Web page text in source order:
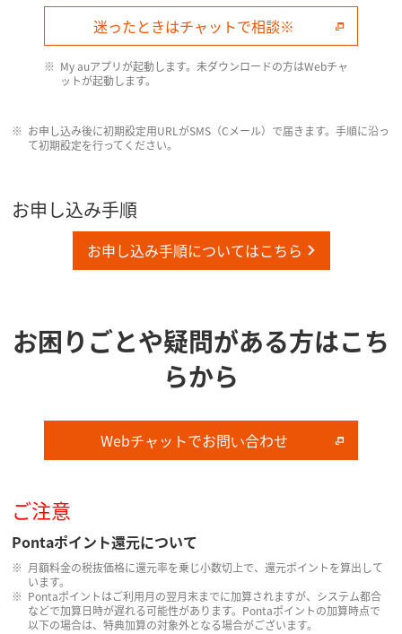
迷ったときはチャットで相談※
My auアプリが​起動します。​未ダウンロードの​方は​Webチャ
ットが​起動します。​
お申し込み後に初期設定用URLがSMS（Cメール）で届きます。手順に沿っ
て初期設定を行ってください。
お申し込み手順
お申し込み手順についてはこちら
お困り​ごとや​疑問が​ある方は​こち
らから
Webチャットで​お問い​合わせ
ご注意
Pontaポイント還元について
月額料金の税抜価格に還元率を乗じ小数切上で、還元ポイントを算出して
います。
Pontaポイントはご利用月の翌月末までに加算されますが、システム都合
などで加算日時が遅れる可能性があります。Pontaポイントの加算時点で
以下の場合は、特典加算の対象外となる場合がございます。